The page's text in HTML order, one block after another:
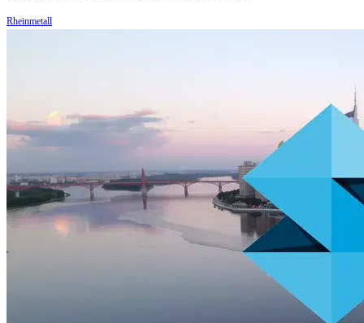
Rheinmetall